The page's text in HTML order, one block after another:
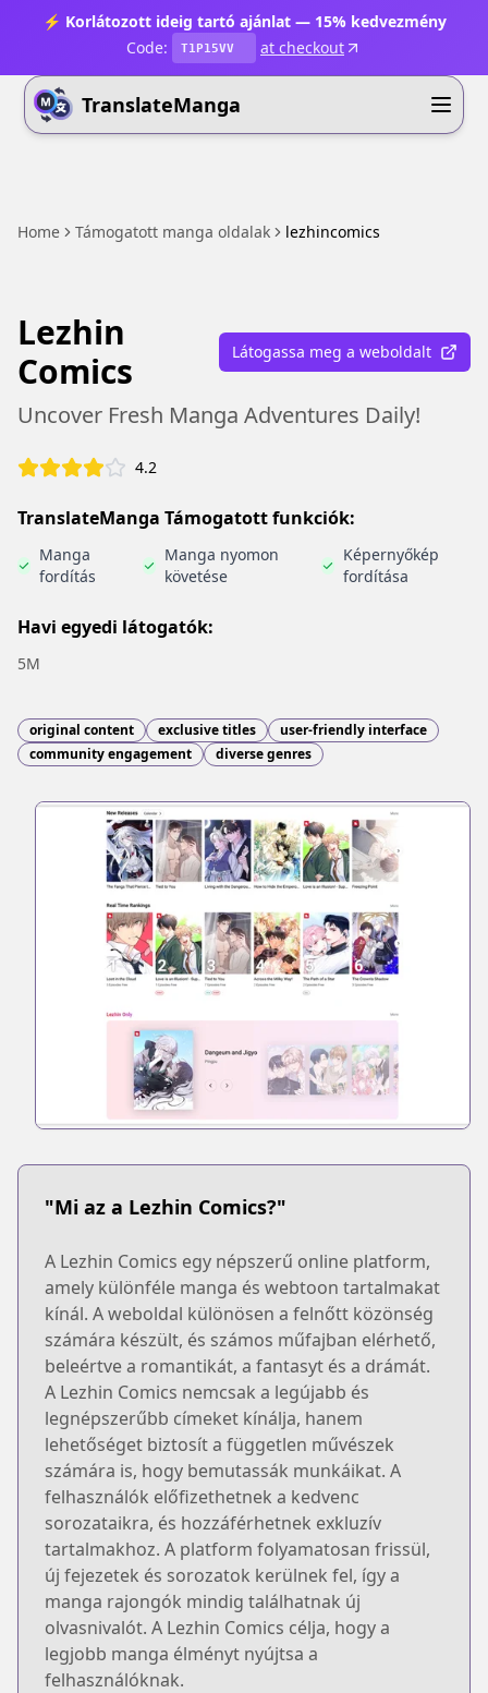
⚡ Korlátozott ideig tartó ajánlat — 15% kedvezmény
Code:
T1P15VV at checkout
TranslateManga
Home Támogatott manga oldalak lezhincomics
Lezhin
Comics
Látogassa meg a weboldalt
Uncover Fresh Manga Adventures Daily!
4.2
TranslateManga Támogatott funkciók:
Manga
fordítás
Manga nyomon
követése
Képernyőkép
fordítása
Havi egyedi látogatók:
5M
original content exclusive titles
user-friendly interface
community engagement
diverse genres
"Mi az a Lezhin Comics?"
A Lezhin Comics egy népszerű online platform,
amely különféle manga és webtoon tartalmakat
kínál. A weboldal különösen a felnőtt közönség
számára készült, és számos műfajban elérhető,
beleértve a romantikát, a fantasyt és a drámát.
A Lezhin Comics nemcsak a legújabb és
legnépszerűbb címeket kínálja, hanem
lehetőséget biztosít a független művészek
számára is, hogy bemutassák munkáikat. A
felhasználók előfizethetnek a kedvenc
sorozataikra, és hozzáférhetnek exkluzív
tartalmakhoz. A platform folyamatosan frissül,
új fejezetek és sorozatok kerülnek fel, így a
manga rajongók mindig találhatnak új
olvasnivalót. A Lezhin Comics célja, hogy a
legjobb manga élményt nyújtsa a
felhasználóknak.